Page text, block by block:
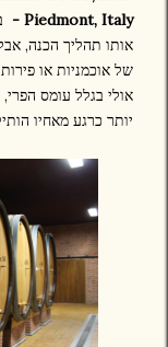
Piedmont, Italy -
אותו תהליך הכנה,
של אוכמניות או
אולי בגלל עומס
יותר כרגע מאחיו